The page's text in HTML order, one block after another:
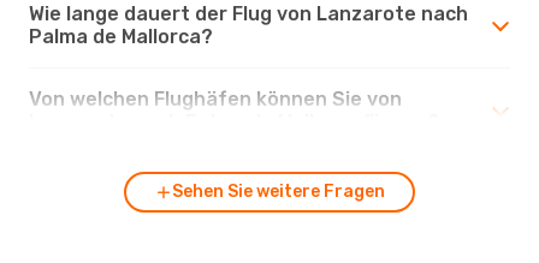
Wie lange dauert der Flug von Lanzarote nach
Palma de Mallorca?
Von welchen Flughäfen können Sie von
Sehen Sie weitere Fragen